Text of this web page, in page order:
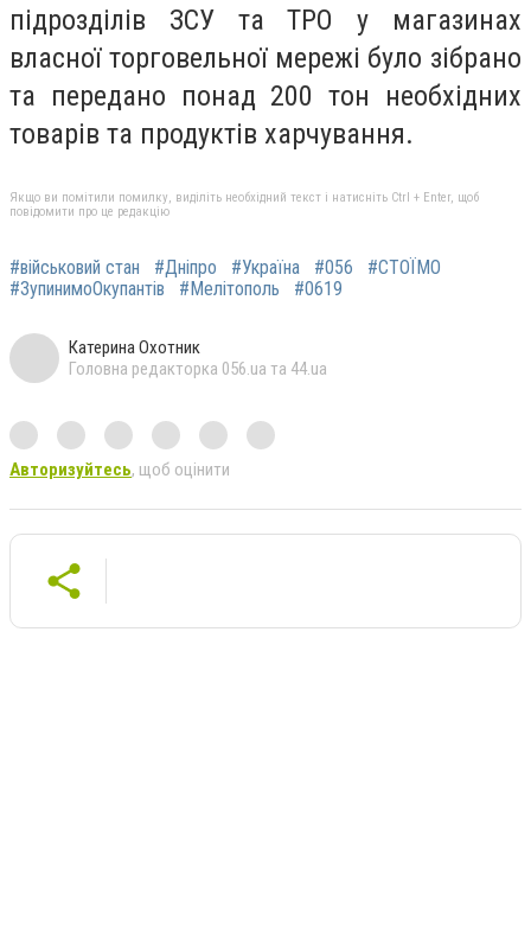
підрозділів ЗСУ та ТРО у магазинах
власної торговельної мережі було зібрано
та передано понад 200 тон необхідних
товарів та продуктів харчування.
Якщо ви помітили помилку, виділіть необхідний текст і натисніть Ctrl + Enter, щоб
повідомити про це редакцію
#військовий стан #Дніпро #Україна #056
#СТОЇМО
#ЗупинимоОкупантів
#Мелітополь #0619
Катерина Охотник
Головна редакторка 056.ua та 44.ua
Авторизуйтесь, щоб оцінити